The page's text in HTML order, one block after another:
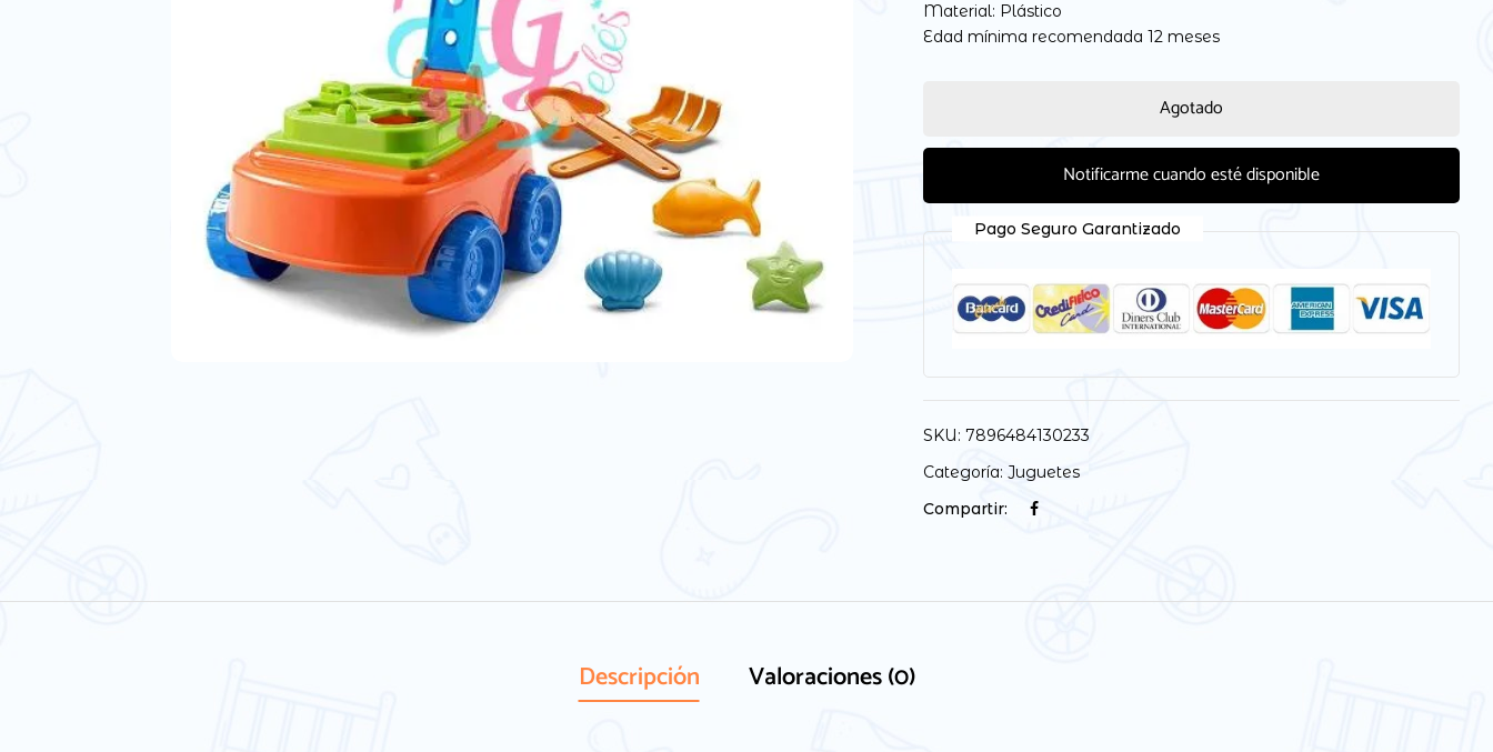
Material: Plástico
Edad mínima recomendada 12 meses
Agotado
Notificarme cuando esté disponible
Pago Seguro Garantizado
SKU:7896484130233
Categoría:Juguetes
Compartir:
Descripción Valoraciones (0)